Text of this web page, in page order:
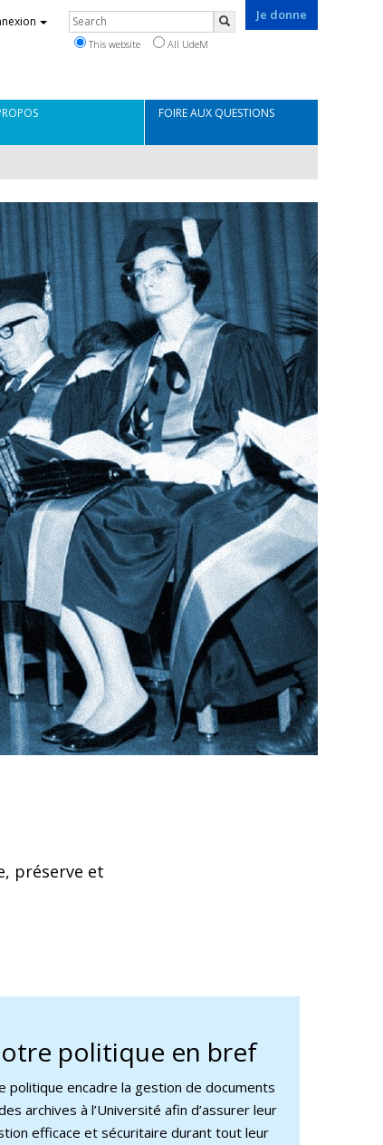
Je donne
Rechercher
This website All UdeM
FOIRE AUX QUESTIONS
préserve et
politique en bref
politique encadre la gestion de documents
archives à l’Université afin d’assurer leur
efficace et sécuritaire durant tout leur